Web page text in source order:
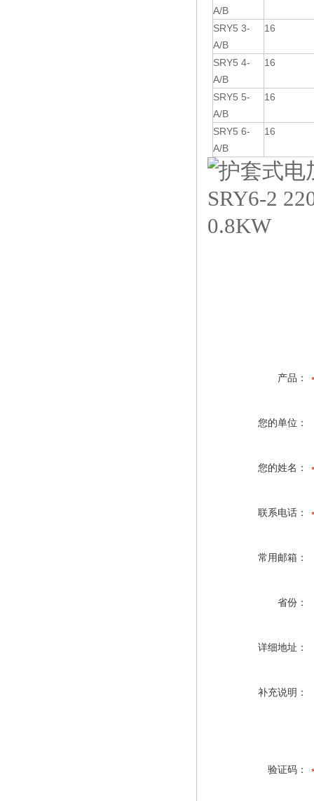
A/B
SRY5 3-
A/B
16
SRY5 4-
A/B
16
SRY5 5-
A/B
16
SRY5 6-
A/B
16
产品：
您的单位：
您的姓名：
联系电话：
常用邮箱：
省份：
详细地址：
补充说明：
验证码：